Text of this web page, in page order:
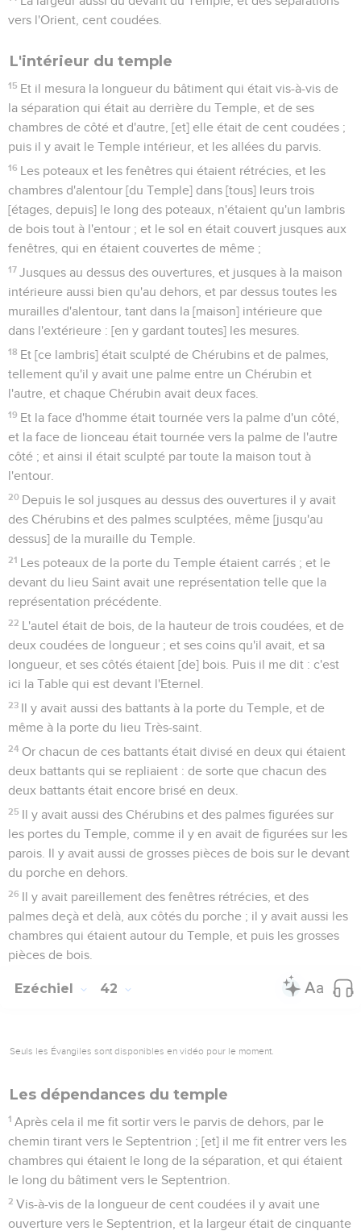
vers l'Orient, cent coudées.
L'intérieur du temple
15 Et il mesura la longueur du bâtiment qui était vis-à-vis de
la séparation qui était au derrière du Temple, et de ses
chambres de côté et d'autre, [et] elle était de cent coudées ;
puis il y avait le Temple intérieur, et les allées du parvis.
16 Les poteaux et les fenêtres qui étaient rétrécies, et les
chambres d'alentour [du Temple] dans [tous] leurs trois
[étages, depuis] le long des poteaux, n'étaient qu'un lambris
de bois tout à l'entour ; et le sol en était couvert jusques aux
fenêtres, qui en étaient couvertes de même ;
17 Jusques au dessus des ouvertures, et jusques à la maison
intérieure aussi bien qu'au dehors, et par dessus toutes les
murailles d'alentour, tant dans la [maison] intérieure que
dans l'extérieure : [en y gardant toutes] les mesures.
18 Et [ce lambris] était sculpté de Chérubins et de palmes,
tellement qu'il y avait une palme entre un Chérubin et
l'autre, et chaque Chérubin avait deux faces.
19 Et la face d'homme était tournée vers la palme d'un côté,
et la face de lionceau était tournée vers la palme de l'autre
côté ; et ainsi il était sculpté par toute la maison tout à
l'entour.
20 Depuis le sol jusques au dessus des ouvertures il y avait
des Chérubins et des palmes sculptées, même [jusqu'au
dessus] de la muraille du Temple.
21 Les poteaux de la porte du Temple étaient carrés ; et le
devant du lieu Saint avait une représentation telle que la
représentation précédente.
22 L'autel était de bois, de la hauteur de trois coudées, et de
deux coudées de longueur ; et ses coins qu'il avait, et sa
longueur, et ses côtés étaient [de] bois. Puis il me dit : c'est
ici la Table qui est devant l'Eternel.
23 Il y avait aussi des battants à la porte du Temple, et de
même à la porte du lieu Très-saint.
24 Or chacun de ces battants était divisé en deux qui étaient
deux battants qui se repliaient : de sorte que chacun des
deux battants était encore brisé en deux.
25 Il y avait aussi des Chérubins et des palmes figurées sur
les portes du Temple, comme il y en avait de figurées sur les
parois. Il y avait aussi de grosses pièces de bois sur le devant
du porche en dehors.
26 Il y avait pareillement des fenêtres rétrécies, et des
palmes deçà et delà, aux côtés du porche ; il y avait aussi les
chambres qui étaient autour du Temple, et puis les grosses
pièces de bois.
Ezéchiel 42
Seuls les Évangiles sont disponibles en vidéo pour le moment.
Les dépendances du temple
1 Après cela il me fit sortir vers le parvis de dehors, par le
chemin tirant vers le Septentrion ; [et] il me fit entrer vers les
chambres qui étaient le long de la séparation, et qui étaient
le long du bâtiment vers le Septentrion.
2 Vis-à-vis de la longueur de cent coudées il y avait une
ouverture vers le Septentrion, et la largeur était de cinquante